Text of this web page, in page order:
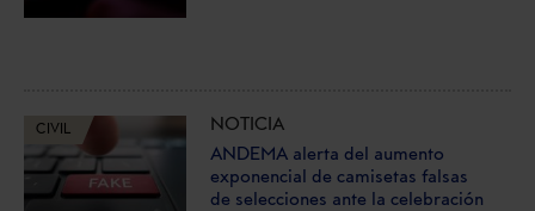
CIVIL
NOTICIA
ANDEMA alerta del aumento
exponencial de camisetas falsas
de selecciones ante la celebración